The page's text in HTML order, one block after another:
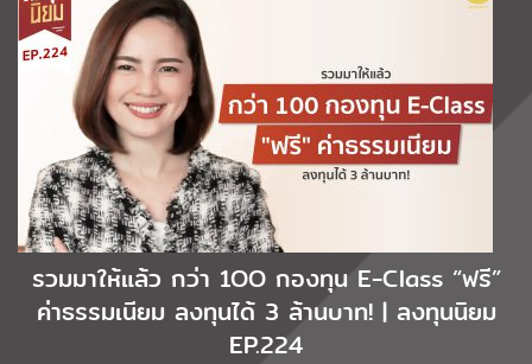
รวมมาให้แล้ว กว่า 1OO กองทุน E-Class “ฟรี”
ค่าธรรมเนียม ลงทุนได้ 3 ล้านบาท! | ลงทุนนิยม
EP.224